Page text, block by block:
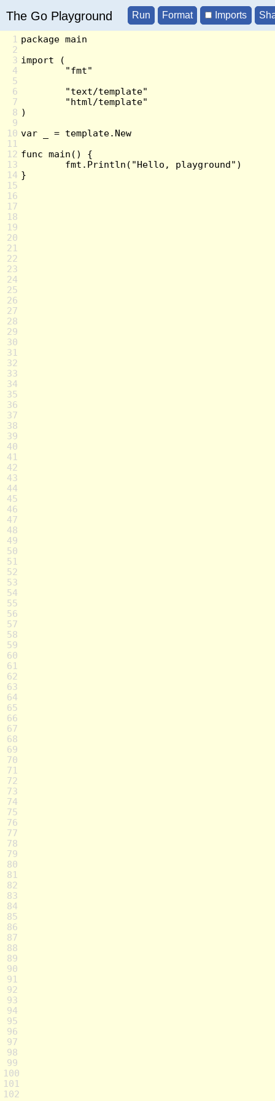
The Go Playground Imports
1
2
3
4
5
6
7
8
9
10
11
12
13
14
15
16
17
18
19
20
21
22
23
24
25
26
27
28
29
30
31
32
33
34
35
36
37
38
39
40
41
42
43
44
45
46
47
48
49
50
51
52
53
54
55
56
57
58
59
60
61
62
63
64
65
66
67
68
69
70
71
72
73
74
75
76
77
78
79
80
81
82
83
84
85
86
87
88
89
90
91
92
93
94
95
96
97
98
99
100
101
102